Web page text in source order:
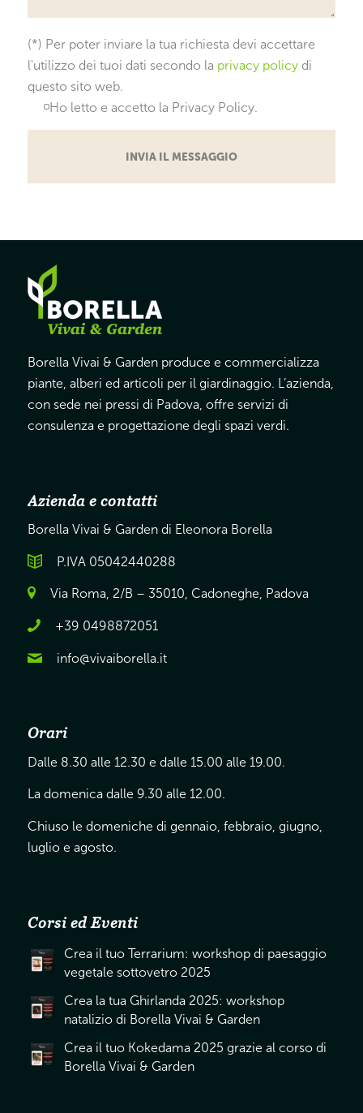
(*) Per poter inviare la tua richiesta devi accettare
l'utilizzo dei tuoi dati secondo la privacy policydi
questo sito web.
Ho letto e accetto la Privacy Policy.
Borella Vivai & Garden produce e commercializza
piante, alberi ed articoli per il giardinaggio. L’azienda,
con sede nei pressi di Padova, offre servizi di
consulenza e progettazione degli spazi verdi.
Azienda e contatti
Borella Vivai & Garden di Eleonora Borella
P.IVA 05042440288
Via Roma, 2/B – 35010, Cadoneghe, Padova
+39 0498872051
info@vivaiborella.it
Orari
Dalle 8.30 alle 12.30 e dalle 15.00 alle 19.00.
La domenica dalle 9.30 alle 12.00.
Chiuso le domeniche di gennaio, febbraio, giugno,
luglio e agosto.
Corsi ed Eventi
Crea il tuo Terrarium: workshop di paesaggio
vegetale sottovetro 2025
Crea la tua Ghirlanda 2025: workshop
natalizio di Borella Vivai & Garden
Crea il tuo Kokedama 2025 grazie al corso di
Borella Vivai & Garden